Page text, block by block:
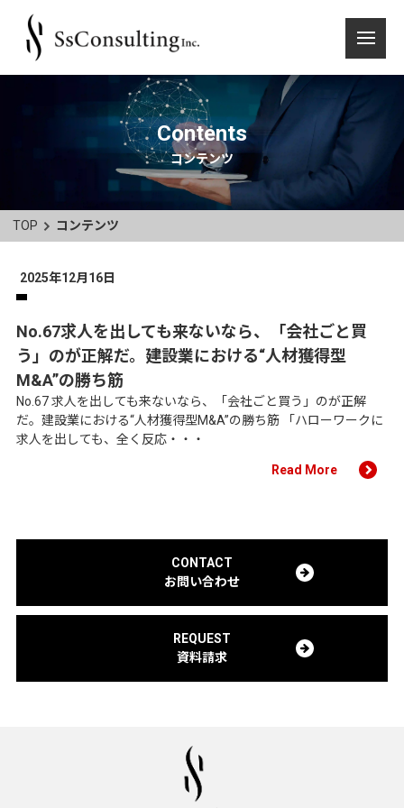
Contents
コンテンツ
TOP コンテンツ
2025年12月16日
No.67求人を出しても来ないなら、「会社ごと買
う」のが正解だ。建設業における“人材獲得型
M&A”の勝ち筋
No.67 求人を出しても来ないなら、「会社ごと買う」のが正解
だ。建設業における“人材獲得型M&A”の勝ち筋 「ハローワークに
求人を出しても、全く反応・・・
Read More
CONTACT
お問い合わせ
REQUEST
資料請求